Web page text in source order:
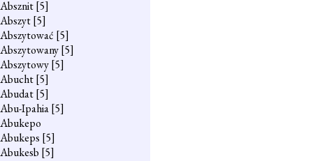
Absznit[5]
Abszyt[5]
Abszytować [5]
Abszytowany[5]
Abszytowy[5]
Abucht[5]
Abudat[5]
Abu-Ipahia[5]
Abukepo
Abukeps [5]
Abukesb [5]